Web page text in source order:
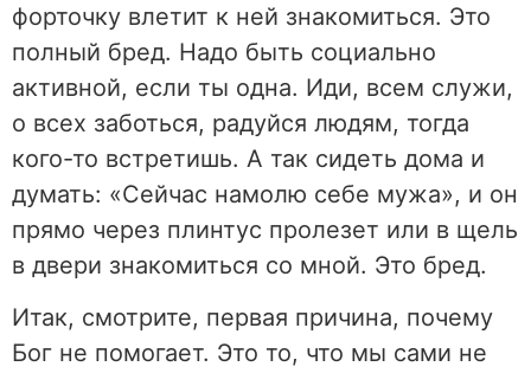
форточку влетит к ней знакомиться. Это
полный бред. Надо быть социально
активной, если ты одна. Иди, всем служи,
о всех заботься, радуйся людям, тогда
кого-то встретишь. А так сидеть дома и
думать: «Сейчас намолю себе мужа», и он
прямо через плинтус пролезет или в щель
в двери знакомиться со мной. Это бред.
Итак, смотрите, первая причина, почему
Бог не помогает. Это то, что мы сами не